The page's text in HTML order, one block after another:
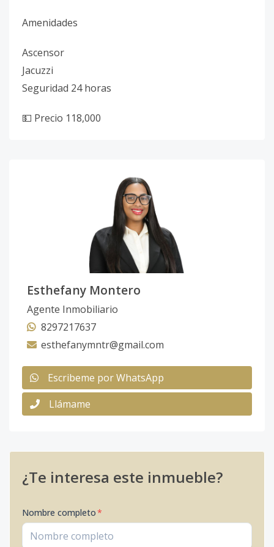
Amenidades
Ascensor
Jacuzzi
Seguridad 24 horas
💵 Precio 118,000
Esthefany Montero
Agente Inmobiliario
8297217637
esthefanymntr@gmail.com
Escribeme por WhatsApp
Llámame
¿Te interesa este inmueble?
Nombre completo*